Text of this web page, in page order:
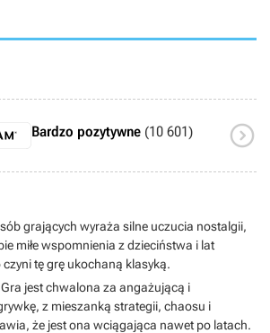
Bardzo pozytywne (10 601) 
grających wyraża silne uczucia nostalgii,
miłe wspomnienia z dzieciństwa i lat
czyni tę grę ukochaną klasyką.
Gra jest chwalona za angażującą i
z mieszanką strategii, chaosu i
że jest ona wciągająca nawet po latach.